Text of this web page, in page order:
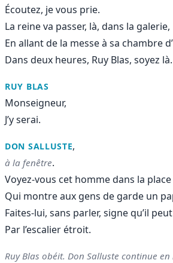
Écoutez, je vous prie.
La reine va passer, là, dans la galerie,
En allant de la messe à sa chambre
Dans deux heures, Ruy Blas, soyez là.
RUY BLAS
Monseigneur,
J’y serai.
DON SALLUSTE,
à la fenêtre.
Voyez-vous cet homme dans la place
Qui montre aux gens de garde un
Faites-lui, sans parler, signe qu’il
Par l’escalier étroit.
Ruy Blas obéit. Don Salluste continue